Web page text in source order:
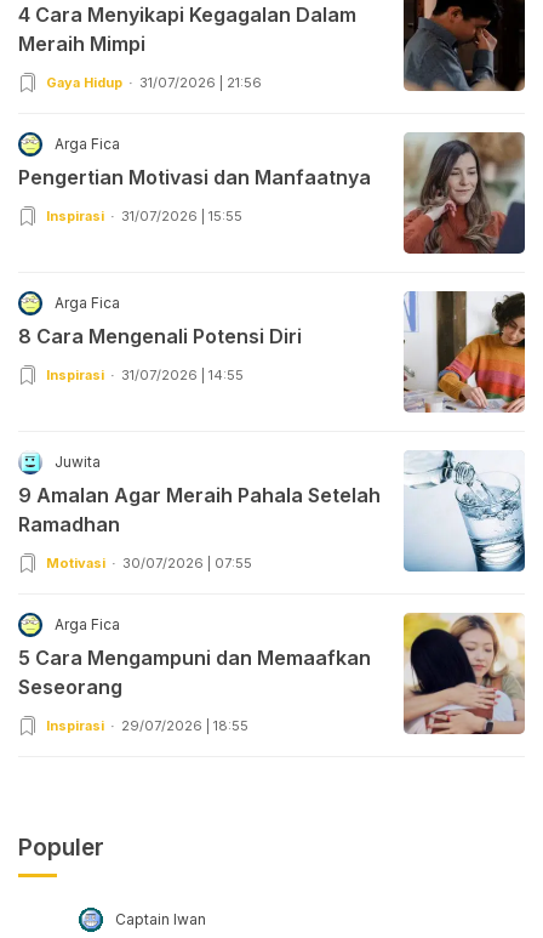
4 Cara Menyikapi Kegagalan Dalam
Meraih Mimpi
Gaya Hidup 31/07/2026 | 21:56
Arga Fica
Pengertian Motivasi dan Manfaatnya
Inspirasi 31/07/2026 | 15:55
Arga Fica
8 Cara Mengenali Potensi Diri
Inspirasi 31/07/2026 | 14:55
Juwita
9 Amalan Agar Meraih Pahala Setelah
Ramadhan
Motivasi 30/07/2026 | 07:55
Arga Fica
5 Cara Mengampuni dan Memaafkan
Seseorang
Inspirasi 29/07/2026 | 18:55
Populer
Captain Iwan